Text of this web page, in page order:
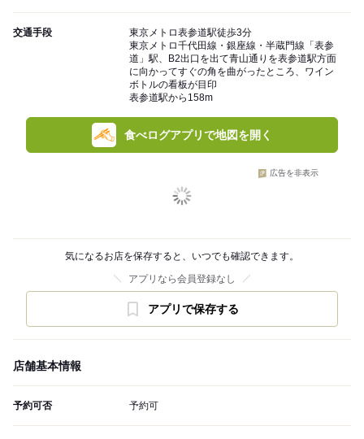
交通手段
東京メトロ表参道駅徒歩3分
東京メトロ千代田線・銀座線・半蔵門線「表参
道」駅、B2出口を出て青山通りを表参道駅方面
に向かってすぐの角を曲がったところ、ワイン
ボトルの看板が目印
表参道駅から158m
食べログアプリで地図を開く
広告を非表示
気になるお店を保存すると、いつでも確認できます。
アプリなら会員登録なし
アプリで保存する
店舗基本情報
予約可否 予約可